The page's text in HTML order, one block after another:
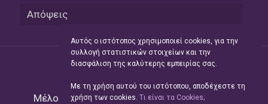
Απόψεις
Μέλος του Δικτύου τηςHellas Press Media
Αυτός ο ιστότοπος χρησιμοποιεί cookies, για την
συλλογή στατιστικών στοιχείων και την
διασφάλιση της καλύτερης εμπειρίας σας.
Με τη χρήση αυτού του ιστότοπου, αποδέχεστε τη
χρήση των cookies. Tι είναι τα Cookies;